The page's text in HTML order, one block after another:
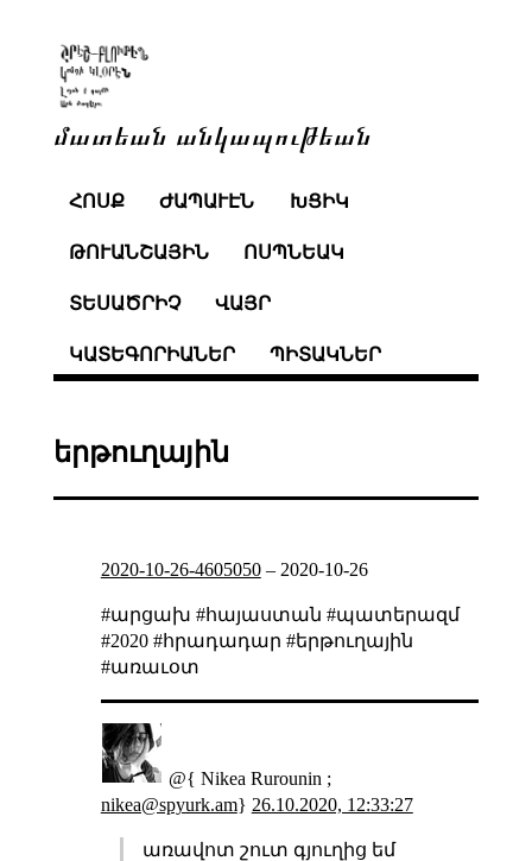
մատեան անկապութեան
ՀՈՍՔ ԺԱՊԱՒԷՆ ԽՑԻԿ
ԹՈՒԱՆՇԱՅԻՆ ՈՍՊՆԵԱԿ
ՏԵՍԱԾՐԻՉ ՎԱՅՐ
ԿԱՏԵԳՈՐԻԱՆԵՐ ՊԻՏԱԿՆԵՐ
երթուղային
2020-10-26-4605050– 2020-10-26
#արցախ #հայաստան #պատերազմ
#2020 #հրադադար #երթուղային
#առաւօտ
@{ Nikea Rurounin ;
nikea@spyurk.am} 26.10.2020, 12:33:27
առավոտ շուտ գյուղից եմ